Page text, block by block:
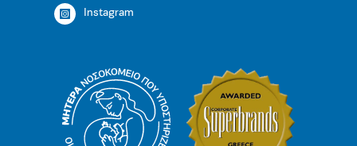
Instagram